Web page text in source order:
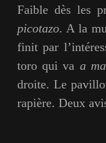
Faible dès les
picotazo. A la
finit par
toro qui va a
droite. Le
rapière. Deux